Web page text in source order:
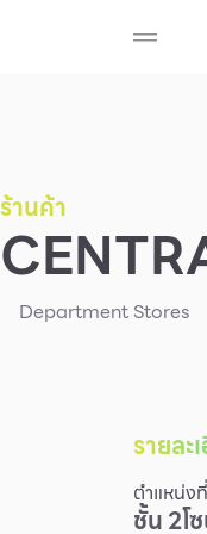
ร้านค้า
Department Stores
รายละ
ตำแหน่ง
ชั้น2โ